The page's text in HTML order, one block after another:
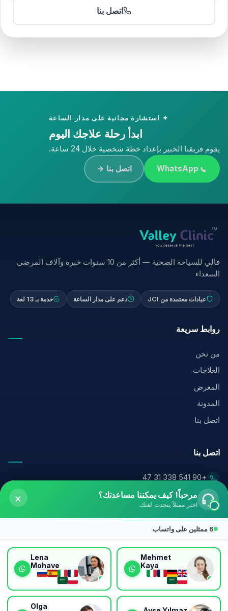
اتصل بنا
✦ استشارة مجانية على مدار الساعة
ابدأ رحلة علاجك اليوم
يقوم فريقنا الخبير بإعداد خطة شخصية خلال 24 ساعة.
WhatsApp اتصل بنا →
فالي للسياحة الصحية — أكثر من 10 سنوات خبرة وآلاف المرضى
السعداء
عيادات معتمدة من JCI دعم على مدار الساعة خدمة بـ 13 لغة
روابط سريعة
من نحن
العلاجات
المعرض
المدونة
اتصل بنا
اتصل بنا
+90 541 338 31 47
info@valleyclinicturkiye.com
باهتشليفلر — إسطنبول
تابعنا
تابع قصص المرضى والنتائج الحقيقية ونصائح الخبراء.
مرحباً! كيف يمكننا مساعدتك؟
اختر ممثلاً يتحدث لغتك.
×
6 ممثلين على واتساب
Mehmet
Kaya
Lena
Mohave
Olga